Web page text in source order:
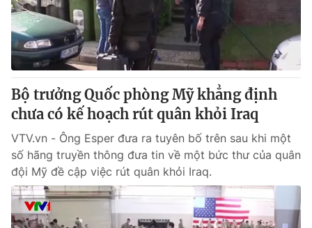
Thị trường 24h Tấm lòng Việt
VTV4 Vươn mình bằng AI
VTV9 VTV8
Liên hệ tòa soạn English
THỜI BÁO VTV
Bộ trưởng Quốc phòng Mỹ khẳng định
chưa có kế hoạch rút quân khỏi Iraq
VTV.vn - Ông Esper đưa ra tuyên bố trên sau khi một
số hãng truyền thông đưa tin về một bức thư của quân
đội Mỹ đề cập việc rút quân khỏi Iraq.